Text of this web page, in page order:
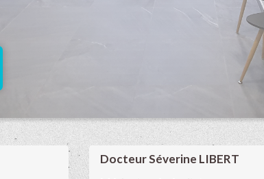
Docteur Séverine LIBERT